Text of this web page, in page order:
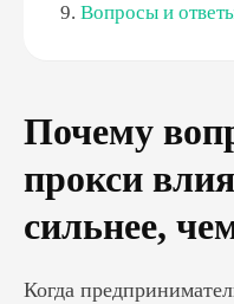
Вопросы и
Почему
прокси
сильнее,
Когда